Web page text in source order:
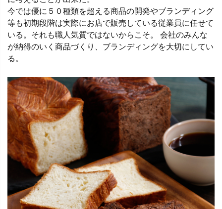
今では優に５０種類を超える商品の開発やブランディング
等も初期段階は実際にお店で販売している従業員に任せて
いる。それも職人気質ではないからこそ。 会社のみんな
が納得のいく商品づくり、ブランディングを大切にしてい
る。